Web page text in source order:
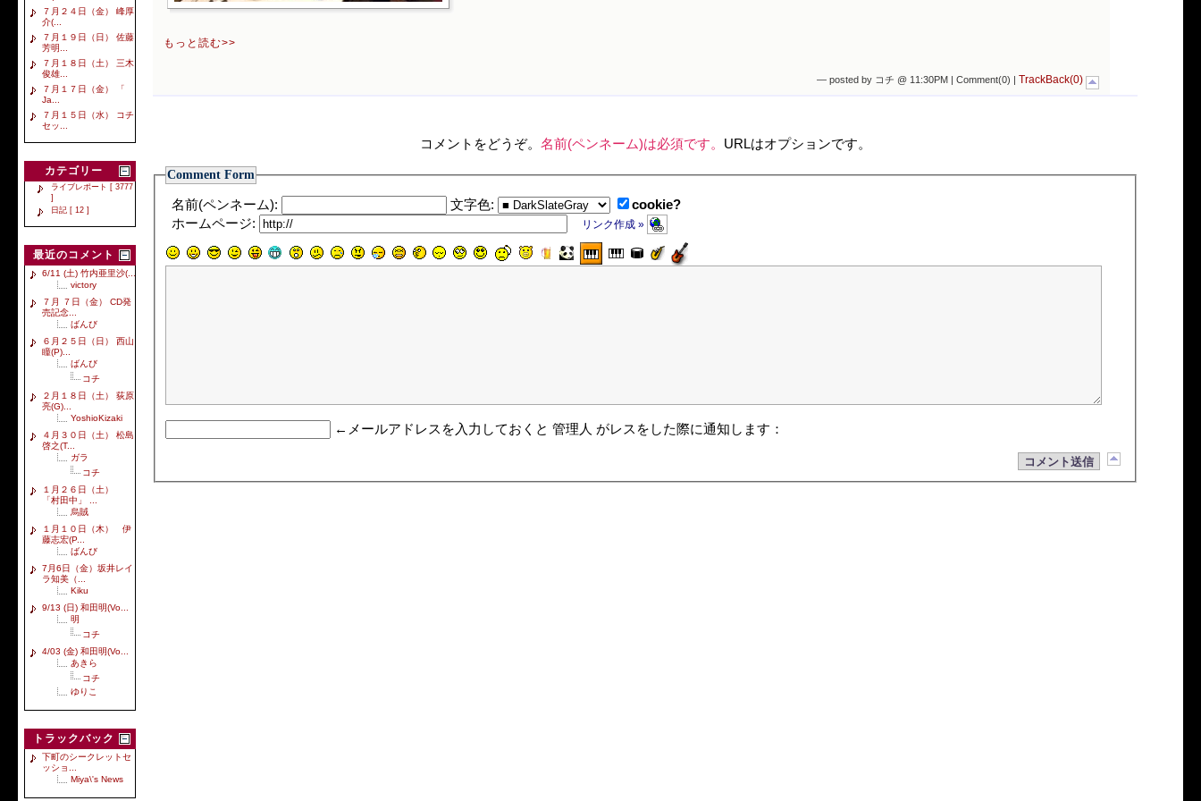
７月２４日（金） 峰厚
介(...
７月１９日（日） 佐藤
芳明...
７月１８日（土） 三木
俊雄...
７月１７日（金） 「
Ja...
７月１５日（水） コチ
セッ...
カテゴリー
ライブレポート [ 3777
]
日記 [ 12 ]
最近のコメント
6/11 (土) 竹内亜里沙(...
victory
７月 ７日（金） CD発
売記念...
ばんび
６月２５日（日） 西山
瞳(P)...
ばんび
コチ
２月１８日（土） 荻原
亮(G)...
YoshioKizaki
４月３０日（土） 松島
啓之(T...
ガラ
コチ
１月２６日（土）
「村田中」 ...
烏賊
１月１０日（木） 伊
藤志宏(P...
ばんび
7月6日（金）坂井レイ
ラ知美（...
Kiku
9/13 (日) 和田明(Vo...
明
コチ
4/03 (金) 和田明(Vo...
あきら
コチ
ゆりこ
トラックバック
下町のシークレットセ
ッショ...
Miya\'s News
もっと読む>>
— posted by コチ @ 11:30PM | Comment(0) TrackBack(0)
コメントをどうぞ。 名前(ペンネーム)は必須です。 URLはオプションです。
Comment Form
名前(ペンネーム): 文字色: cookie?
ホームページ: リンク作成 »
←メールアドレスを入力しておくと 管理人 がレスをした際に通知します：
コメント送信